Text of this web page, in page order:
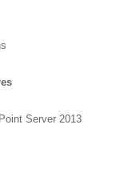
Server 2013